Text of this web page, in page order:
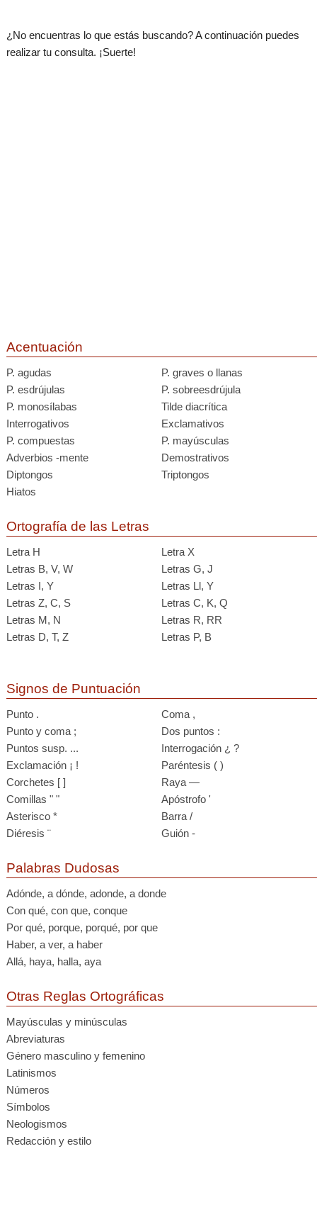
¿No encuentras lo que estás buscando? A continuación puedes
realizar tu consulta. ¡Suerte!
Acentuación
P. agudas
P. graves o llanas
P. esdrújulas
P. sobreesdrújula
P. monosílabas
Tilde diacrítica
Interrogativos
Exclamativos
P. compuestas
P. mayúsculas
Adverbios -mente
Demostrativos
Diptongos
Triptongos
Hiatos
Ortografía de las Letras
Letra H
Letra X
Letras B, V, W
Letras G, J
Letras I, Y
Letras Ll, Y
Letras Z, C, S
Letras C, K, Q
Letras M, N
Letras R, RR
Letras D, T, Z
Letras P, B
Signos de Puntuación
Punto .
Coma ,
Punto y coma ;
Dos puntos :
Puntos susp. ...
Interrogación ¿ ?
Exclamación ¡ !
Paréntesis ( )
Corchetes [ ]
Raya —
Comillas " "
Apóstrofo '
Asterisco *
Barra /
Diéresis ¨
Guión -
Palabras Dudosas
Adónde, a dónde, adonde, a donde
Con qué, con que, conque
Por qué, porque, porqué, por que
Haber, a ver, a haber
Allá, haya, halla, aya
Otras Reglas Ortográficas
Mayúsculas y minúsculas
Abreviaturas
Género masculino y femenino
Latinismos
Números
Símbolos
Neologismos
Redacción y estilo